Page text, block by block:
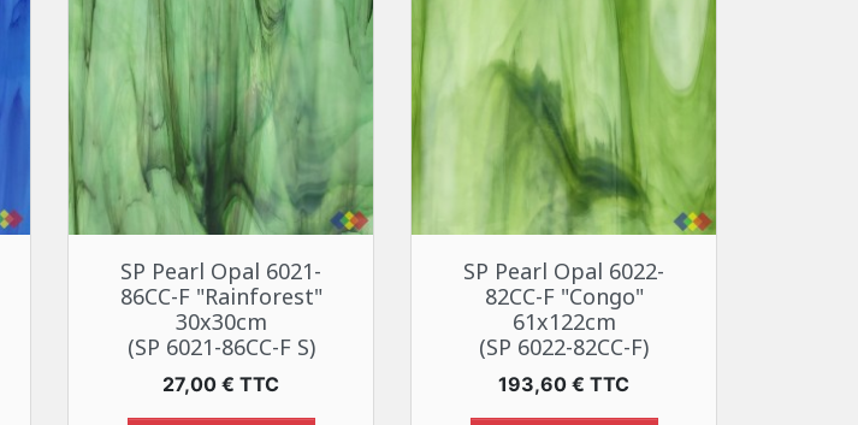
Aperçu rapide
SP Pearl Opal 6021-
86CC-F "Rainforest"
30x30cm
(SP 6021-86CC-F S)
Prix
27,00 € TTC
Aperçu rapide
SP Pearl Opal 6022-
82CC-F "Congo"
61x122cm
(SP 6022-82CC-F)
Prix
193,60 € TTC